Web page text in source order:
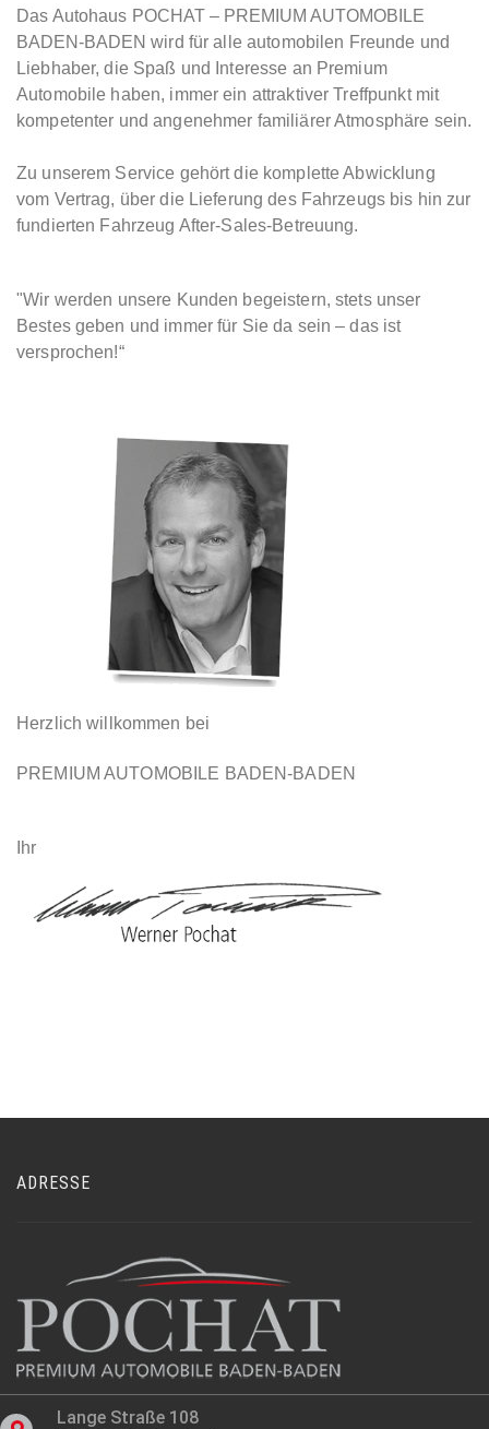
Das Autohaus POCHAT – PREMIUM AUTOMOBILE
BADEN-BADEN wird für alle automobilen Freunde und
Liebhaber, die Spaß und Interesse an Premium
Automobile haben, immer ein attraktiver Treffpunkt mit
kompetenter und angenehmer familiärer Atmosphäre sein.
Zu unserem Service gehört die komplette Abwicklung
vom Vertrag, über die Lieferung des Fahrzeugs bis hin zur
fundierten Fahrzeug After-Sales-Betreuung.
"Wir werden unsere Kunden begeistern, stets unser
Bestes geben und immer für Sie da sein – das ist
versprochen!“
Herzlich willkommen bei
PREMIUM AUTOMOBILE BADEN-BADEN
Ihr
ADRESSE
Lange Straße 108